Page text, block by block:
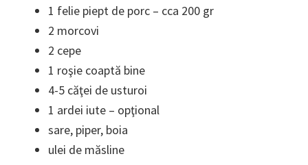
1 felie piept de porc – cca 200 gr
2 morcovi
2 cepe
1 roşie coaptă bine
4-5 căţei de usturoi
1 ardei iute – opţional
sare, piper, boia
ulei de măsline